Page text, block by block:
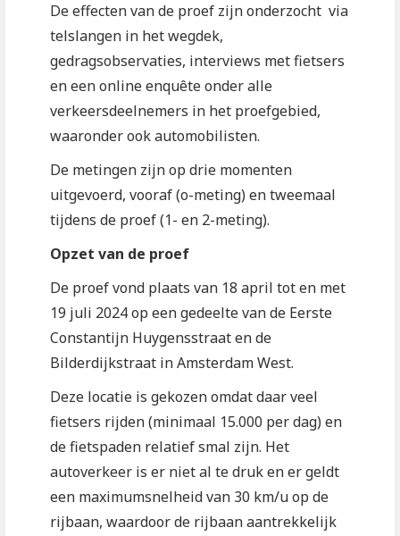
De effecten van de proef zijn onderzocht via
telslangen in het wegdek,
gedragsobservaties, interviews met fietsers
en een online enquête onder alle
verkeersdeelnemers in het proefgebied,
waaronder ook automobilisten.
De metingen zijn op drie momenten
uitgevoerd, vooraf (o-meting) en tweemaal
tijdens de proef (1- en 2-meting).
Opzet van de proef
De proef vond plaats van 18 april tot en met
19 juli 2024 op een gedeelte van de Eerste
Constantijn Huygensstraat en de
Bilderdijkstraat in Amsterdam West.
Deze locatie is gekozen omdat daar veel
fietsers rijden (minimaal 15.000 per dag) en
de fietspaden relatief smal zijn. Het
autoverkeer is er niet al te druk en er geldt
een maximumsnelheid van 30 km/u op de
rijbaan, waardoor de rijbaan aantrekkelijk